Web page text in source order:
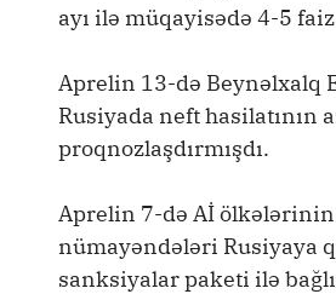
ayı ilə müqayisədə 4-5
Aprelin 13-də Beynəlxalq
Rusiyada neft hasilatının
proqnozlaşdırmışdı.
Aprelin 7-də Aİ
nümayəndələri Rusiyaya
sanksiyalar paketi ilə